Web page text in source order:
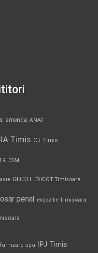
amenda ANAF
Timis CJ Timis
CSM
DIICOT DIICOT Timisoara
penal expozitie Timisoara
apa IPJ Timis